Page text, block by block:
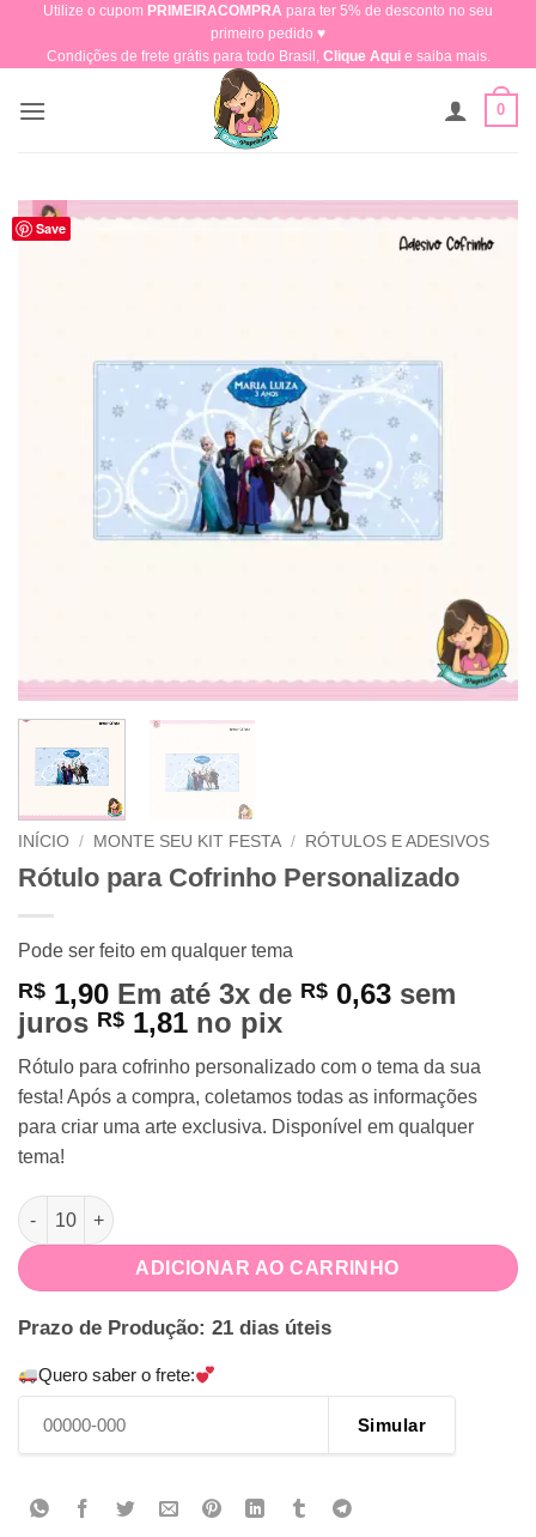
content
Utilize o cupom PRIMEIRACOMPRA para ter 5% de desconto no seu
primeiro pedido ♥​
Condições de frete grátis para todo Brasil, Clique Aquie saiba mais.
0
Save
INÍCIO / MONTE SEU KIT FESTA / RÓTULOS E ADESIVOS
Rótulo para Cofrinho Personalizado
Pode ser feito em qualquer tema
R$ 1,90 Em até 3x de R$ 0,63 sem
juros R$ 1,81 no pix
Rótulo para cofrinho personalizado com o tema da sua
festa! Após a compra, coletamos todas as informações
para criar uma arte exclusiva. Disponível em qualquer
tema!
Rótulo para Cofrinho Personalizado quantidade
ADICIONAR AO CARRINHO
Prazo de Produção: 21 dias úteis
Quero saber o frete:
Simular